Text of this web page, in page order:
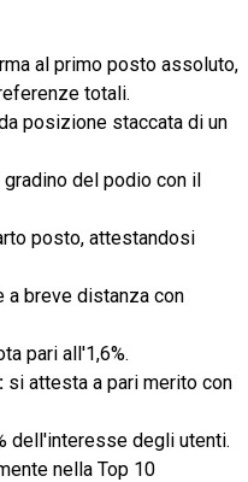
al primo posto assoluto,
totali.
posizione staccata di un
del podio con il
posto, attestandosi
a breve distanza con
pari all'1,6%.
si attesta a pari merito con
dell'interesse degli utenti.
nella Top 10